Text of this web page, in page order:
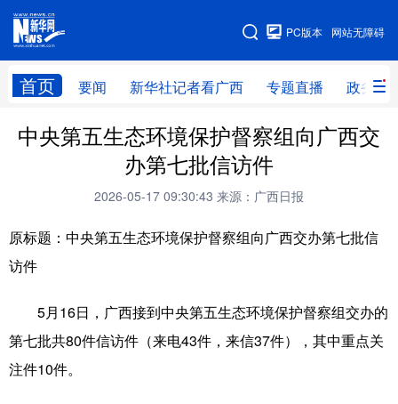
网站无障碍
PC版本
首页 要闻 新华社记者看广西 专题直播 政务信
网站地图
广西频道
新华社记者 专题直播
新华网导航
学习进行时 高层 时政 人事
国际 财经 网评 港澳
中央第五生态环境保护督察组向广西交
办第七批信访件
2026-05-17 09:30:43 来源：广西日报
原标题：中央第五生态环境保护督察组向广西交办第七批信
访件
5月16日，广西接到中央第五生态环境保护督察组交办的
第七批共80件信访件（来电43件，来信37件），其中重点关
注件10件。